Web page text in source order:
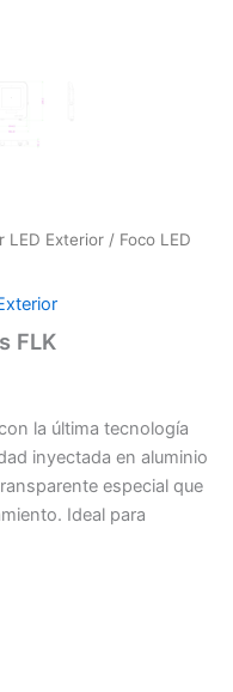
LED Exterior / Foco LED
FLK
la última tecnología
inyectada en aluminio
especial que
Ideal para